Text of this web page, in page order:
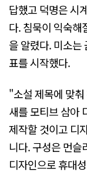
답했고 덕명은 시
다. 침묵이 익숙해
을 알렸다. 미소는
표를 시작했다.
"소설 제목에 맞
새를 모티브 삼아
제작할 것이고 디
니다. 구성은 먼슬
디자인으로 휴대